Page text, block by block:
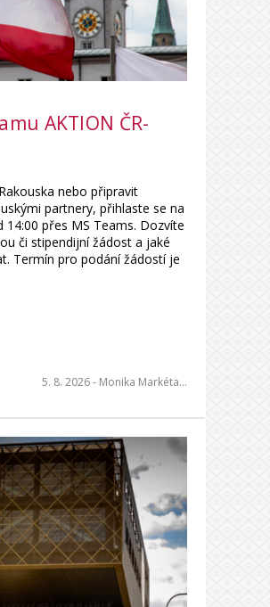
AKTION ČR-
nebo připravit
partnery, přihlaste se na
14:00 přes MS Teams. Dozvíte
či stipendijní žádost a jaké
Termín pro podání žádostí je
5. 8. 2026 - Monika Markéta…